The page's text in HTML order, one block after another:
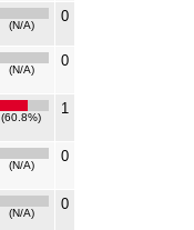
(N/A)
0
(N/A)
0
(60.8%)
1
(N/A)
0
(N/A)
0